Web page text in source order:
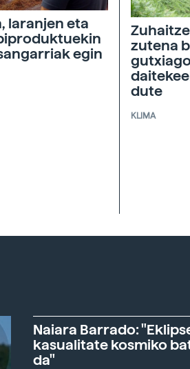
laranjen eta
egin
zutena
dute
KLIMA
Naiara Barrado:
kasualitate kosmiko
da"